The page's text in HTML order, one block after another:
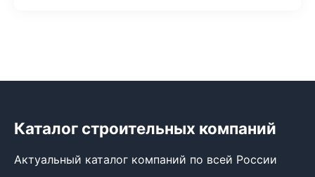
Каталог строительных компаний
Актуальный каталог компаний по всей России